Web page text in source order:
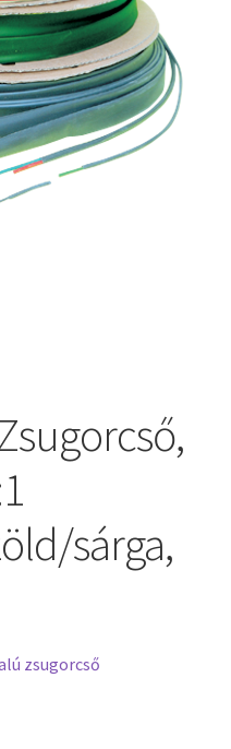
sárga,
zsugorcső